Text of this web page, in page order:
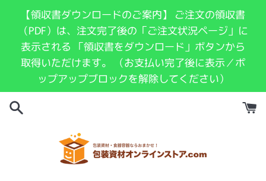
【領収書ダウンロードのご案内】 ご注文の領収書
（PDF）は、注文完了後の「ご注文状況ページ」に
表示される 「領収書をダウンロード」ボタンから
取得いただけます。 （お支払い完了後に表示／ポ
ップアップブロックを解除してください）